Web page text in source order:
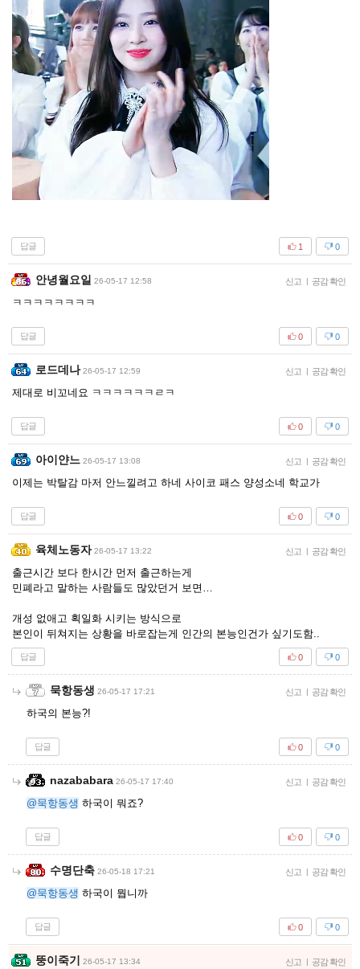
답글 0
1
안녕월요일 26-05-17 12:58 신고 공감 확인
ㅋㅋㅋㅋㅋㅋㅋㅋ
답글 0
0
로드데나 26-05-17 12:59 신고 공감 확인
제대로 비꼬네요 ㅋㅋㅋㅋㅋㅋㄹㅋ
답글 0
0
아이얀느 26-05-17 13:08 신고 공감 확인
이제는 박탈감 마저 안느낄려고 하네 사이코 패스 양성소네 학교가
답글 0
0
육체노동자 26-05-17 13:22 신고 공감 확인
출근시간 보다 한시간 먼저 출근하는게
민폐라고 말하는 사람들도 많았던거 보면…
개성 없애고 획일화 시키는 방식으로
본인이 뒤쳐지는 상황을 바로잡는게 인간의 본능인건가 싶기도함..
답글 0
0
묵항동생 26-05-17 17:21 신고 공감 확인
하국의 본능?!
답글 0
0
nazababara 26-05-17 17:40 신고 공감 확인
@묵항동생 하국이 뭐죠?
답글 0
0
수명단축 26-05-18 17:21 신고 공감 확인
@묵항동생 하국이 뭡니까
답글 0
0
뚱이죽기 26-05-17 13:34 신고 공감 확인